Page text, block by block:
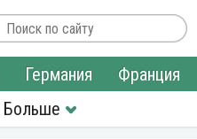
Германия Франция